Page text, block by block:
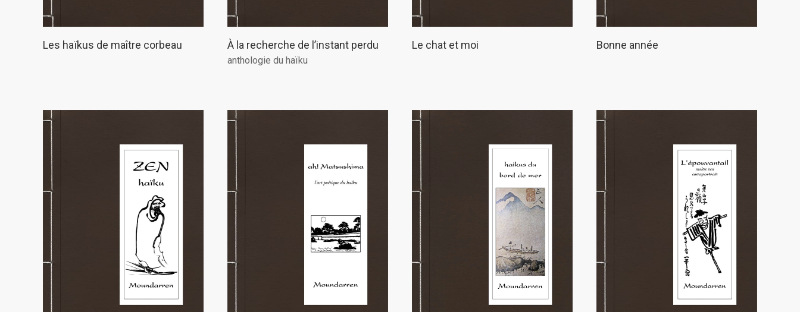
Les haïkus de maître corbeau À la recherche de l’instant perdu
anthologie du haïku
Le chat et moi Bonne année